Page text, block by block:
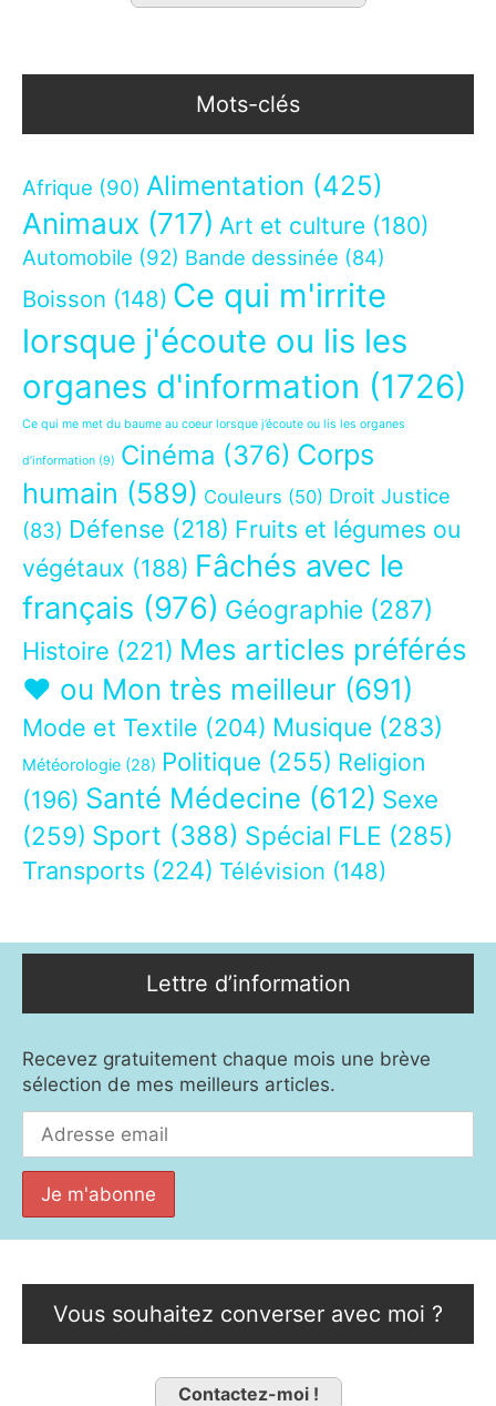
Mots-clés
Afrique (90) Alimentation (425)
Animaux (717) Art et culture (180)
Automobile (92) Bande dessinée (84)
Boisson (148) Ce qui m'irrite
lorsque j'écoute ou lis les
organes d'information (1726)
Ce qui me met du baume au coeur lorsque j’écoute ou lis les organes
d’information (9) Cinéma (376) Corps
humain (589) Couleurs (50) Droit Justice
(83) Défense (218) Fruits et légumes ou
végétaux (188) Fâchés avec le
français (976) Géographie (287)
Histoire (221) Mes articles préférés
❤ ou Mon très meilleur (691)
Mode et Textile (204) Musique (283)
Météorologie (28) Politique (255) Religion
(196) Santé Médecine (612) Sexe
(259) Sport (388) Spécial FLE (285)
Transports (224) Télévision (148)
Lettre d’information
Recevez gratuitement chaque mois une brève
sélection de mes meilleurs articles.
Vous souhaitez converser avec moi ?
Contactez-moi !